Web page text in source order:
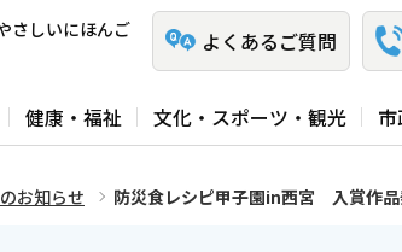
さしいにほんご よくあるご質問
健康・福祉 文化・スポーツ・観光
お知らせ 防災食レシピ甲子園in西宮 入賞作品